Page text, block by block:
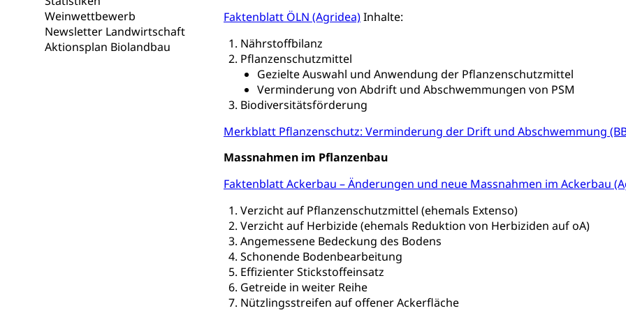
Weinwettbewerb
Newsletter Landwirtschaft
Aktionsplan Biolandbau
Faktenblatt ÖLN (Agridea)Inhalte:
Nährstoffbilanz
Pflanzenschutzmittel
Gezielte Auswahl und Anwendung der Pflanzenschutzmittel
Verminderung von Abdrift und Abschwemmungen von PSM
Biodiversitätsförderung
Merkblatt Pflanzenschutz: Verminderung der Drift und Abschwemmung
Massnahmen im Pflanzenbau
Faktenblatt Ackerbau – Änderungen und neue Massnahmen im Ackerbau
Verzicht auf Pflanzenschutzmittel (ehemals Extenso)
Verzicht auf Herbizide (ehemals Reduktion von Herbiziden auf oA)
Angemessene Bedeckung des Bodens
Schonende Bodenbearbeitung
Effizienter Stickstoffeinsatz
Getreide in weiter Reihe
Nützlingsstreifen auf offener Ackerfläche
Darmkrebsvorsorge Kantonales Tabakpräventionsprogramm
Suchtprävention
Soziale Sicherheit
Sozialversicherungen, Sozialpolitik, Arbeitslosenversicherung,
Invalidenversicherung, Sozialhilfe
Kranken- und Unfallversicherung (gruezi.lu.ch) Krankenversicherung
Soziales und Gesellschaft (Dienststelle)
Invalidenversicherung (WAS Luzern)
Soziale Sicherheit
Sucht und Drogen
Drogenabhängigkeit, Drogensucht, Medikamentenabhängigkeit,
AHV / IV
Altersrente, Invalidenrente, Witwenrente, Sozialversicherung,
Hilflosenentschädigung, Ergänzungsleistungen, Altersvorsorge,
Hilfslosenentschädigung (WAS Luzern)
Informationsstelle AHV/IV
Behinderung
Körperbehinderung, körperliche Behinderung, geistige Behinderung, psychische